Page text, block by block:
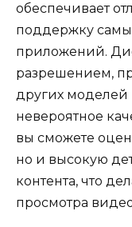
обеспечивает
поддержку
приложений.
разрешением,
других моделей
невероятное
вы сможете
но и высокую
контента, что
просмотра